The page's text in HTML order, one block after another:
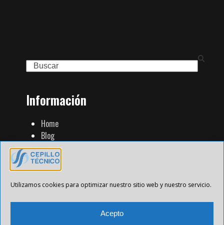
Utilizamos cookies para optimizar nuestro sitio web y nuestro servicio.
Acepto
Search
Información
Home
Blog
Familia de Productos
Contacto
Tienda Strip
Aviso Legal